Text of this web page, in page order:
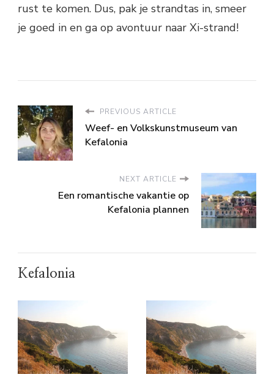
rust te komen. Dus, pak je strandtas in, smeer
je goed in en ga op avontuur naar Xi-strand!
PREVIOUS ARTICLE
Weef- en Volkskunstmuseum van
Kefalonia
NEXT ARTICLE
Een romantische vakantie op
Kefalonia plannen
Kefalonia